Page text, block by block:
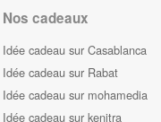
Nos cadeaux
Idée cadeau sur Casablanca
Idée cadeau sur Rabat
Idée cadeau sur mohamedia
Idée cadeau sur kenitra